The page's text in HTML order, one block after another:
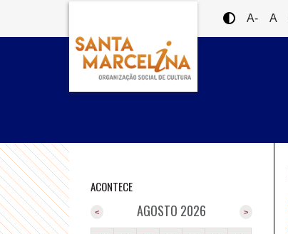
A- A
ACONTECE
AGOSTO 2026 >
<